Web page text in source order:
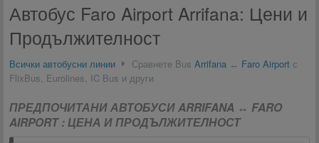
Автобус Faro Airport Arrifana: Цени и
Продължителност
Всички автобусни линии Сравнете Bus Arrifana ↔ Faro Airport с
FlixBus, Eurolines, IC Bus и други
ПРЕДПОЧИТАНИ АВТОБУСИ ARRIFANA ↔ FARO
AIRPORT : ЦЕНА И ПРОДЪЛЖИТЕЛНОСТ